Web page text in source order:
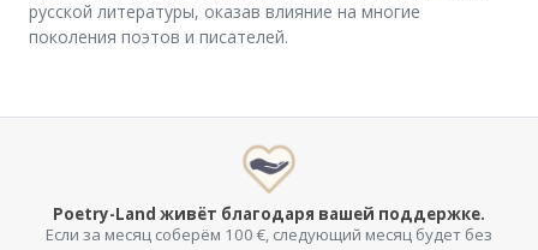
русской литературы, оказав влияние на многие
поколения поэтов и писателей.
Poetry-Land живёт благодаря вашей поддержке.
Если за месяц соберём 100 €, следующий месяц будет без